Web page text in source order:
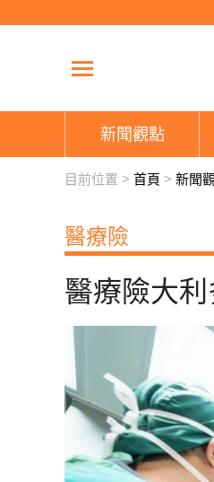
新聞觀點
目前位置 > 首頁 > 新聞
醫療險
醫療險大